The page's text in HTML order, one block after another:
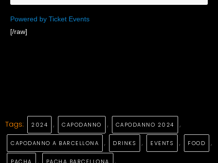
This
field
Powered by Ticket Events
[/raw]
Tags: 2024 , CAPODANNO , CAPODANNO 2024 ,
CAPODANNO A BARCELLONA , DRINKS , EVENTS , FOOD ,
, ,